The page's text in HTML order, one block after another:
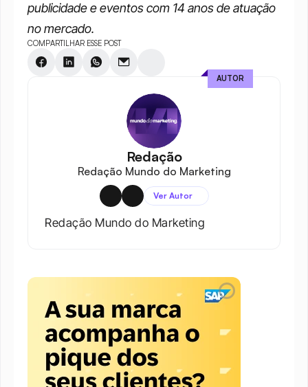
publicidade e eventos com 14 anos de atuação
no mercado.
COMPARTILHAR ESSE POST
Redação
Redação Mundo do Marketing
Ver Autor
Redação Mundo do Marketing
AUTOR